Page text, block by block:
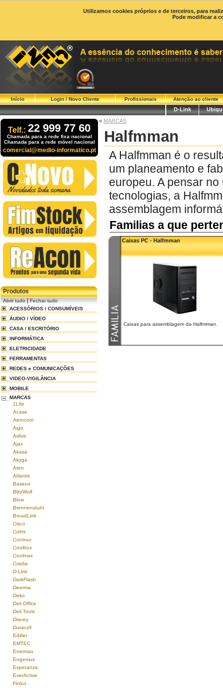
Utilizamos cookies próprios e de terceiros, para
Pode modificar a
Início Login / Novo Cliente Profissionais Atenção ao cliente
D-Link
Telf.: 22 999 77 60
Chamada para a rede fixa nacional
Chamada para a rede móvel nacional
comercial@medio-informatico.pt
Produtos
Abrir tudo|Fechar tudo
ACESSÓRIOS / CONSUMÍVEIS
ÁUDIO / VÍDEO
CASA / ESCRITÓRIO
INFORMÁTICA
ELETRICIDADE
FERRAMENTAS
REDES e COMUNICAÇÕES
VIDEO-VIGILÂNCIA
MOBILE
MARCAS
1Life
Acase
Aerocool
Aigo
Airlive
Ajax
Akasa
Akyga
Aten
Atlantis
Baseus
BlitzWolf
Blow
Brennenstuhl
BroadLink
Cisco
Colmi
Contour
Coolbox
Coolmax
Cradia
D-Link
DarkFlash
Deerma
Deko
Deli Office
Deli Tools
Disney
Duracell
Edifier
EMTEC
Enermax
Engenius
Esperanza
EverActive
Finlux
« MARCAS
Halfmman
A Halfmman é o
um planeamento e
europeu. A pensar
tecnologias, a
assemblagem
Familias a que
Caixas PC - Halfmman
Caixas para assemblagem da Halfmman.